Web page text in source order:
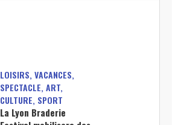
LOISIRS, VACANCES,
SPECTACLE, ART,
CULTURE, SPORT
La Lyon Braderie